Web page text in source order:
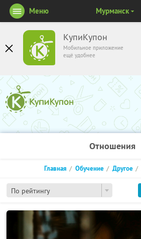
КупиКупон
Мобильное приложение
ещё удобнее
Меню Мурманск
Отношения
По рейтингу
Главная Обучение Другое